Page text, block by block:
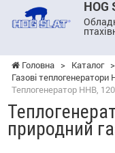
HOG
Головна > Каталог >
Газові теплогенератори
Теплогенератор HHB,
природний